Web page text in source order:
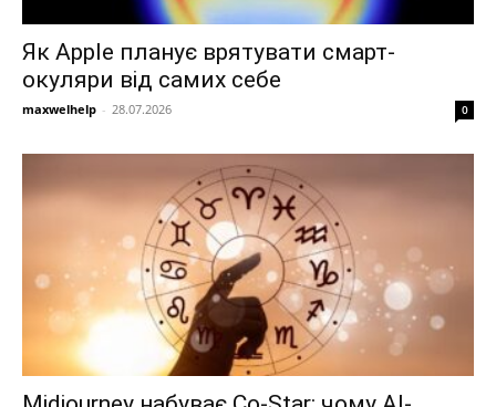
Як Apple планує врятувати смарт-
окуляри від самих себе
maxwelhelp - 28.07.2026 0